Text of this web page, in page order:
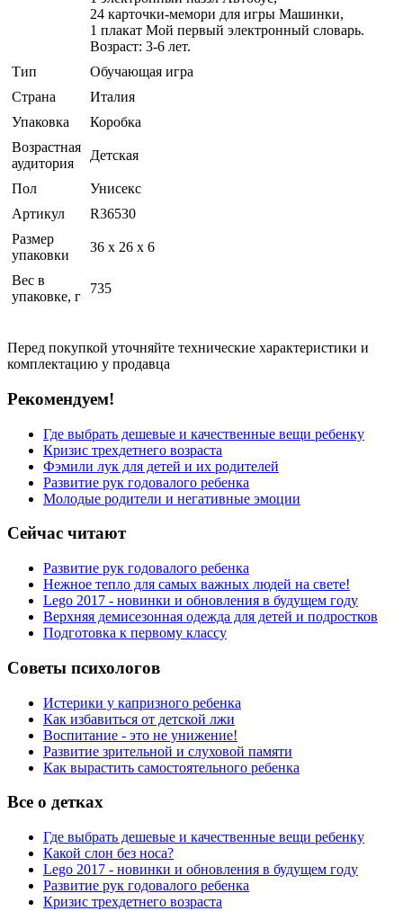
24 карточки-мемори для игры Машинки,
1 плакат Мой первый электронный словарь.
Возраст: 3-6 лет.
Тип
Обучающая игра
Страна
Италия
Упаковка
Коробка
Возрастная
аудитория
Детская
Пол
Унисекс
Артикул
R36530
Размер
упаковки
36 x 26 x 6
Вес в
упаковке, г
735
Перед покупкой уточняйте технические характеристики и
комплектацию у продавца
Рекомендуем!
Где выбрать дешевые и качественные вещи ребенку
Кризис трехдетнего возраста
Фэмили лук для детей и их родителей
Развитие рук годовалого ребенка
Молодые родители и негативные эмоции
Сейчас читают
Развитие рук годовалого ребенка
Нежное тепло для самых важных людей на свете!
Lego 2017 - новинки и обновления в будущем году
Верхняя демисезонная одежда для детей и подростков
Подготовка к первому классу
Советы психологов
Истерики у капризного ребенка
Как избавиться от детской лжи
Воспитание - это не унижение!
Развитие зрительной и слуховой памяти
Как вырастить самостоятельного ребенка
Все о детках
Где выбрать дешевые и качественные вещи ребенку
Какой слон без носа?
Lego 2017 - новинки и обновления в будущем году
Развитие рук годовалого ребенка
Кризис трехдетнего возраста